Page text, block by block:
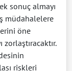
sonuç almayı
müdahalelere
öne
riskleri